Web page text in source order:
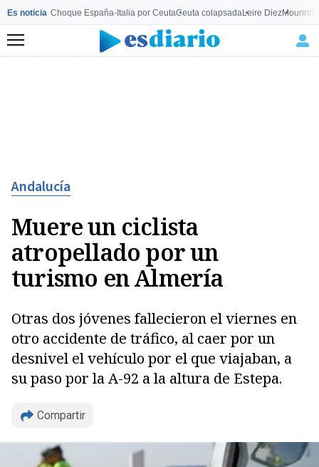
Es noticia Choque España-Italia por CeutaCeuta colapsadaLeire Diez
Menú
Andalucía
Muere un ciclista
atropellado por un
turismo en Almería
Otras dos jóvenes fallecieron el viernes en
otro accidente de tráfico, al caer por un
desnivel el vehículo por el que viajaban, a
su paso por la A-92 a la altura de Estepa.
Compartir
Copiar